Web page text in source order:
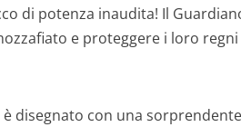
di potenza inaudita! Il
e proteggere i loro
disegnato con una